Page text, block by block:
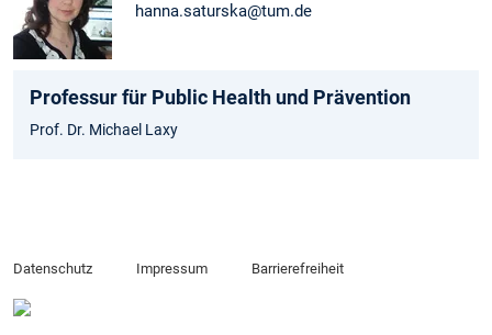
hanna.saturska@tum.de
Professur für Public Health und Prävention
Prof. Dr. Michael Laxy
Datenschutz Impressum Barrierefreiheit